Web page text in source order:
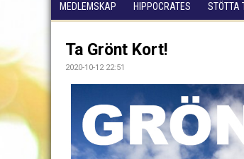
MEDLEMSKAP HIPPOCRATES STÖTTA
Ta Grönt Kort!
2020-10-12 22:51